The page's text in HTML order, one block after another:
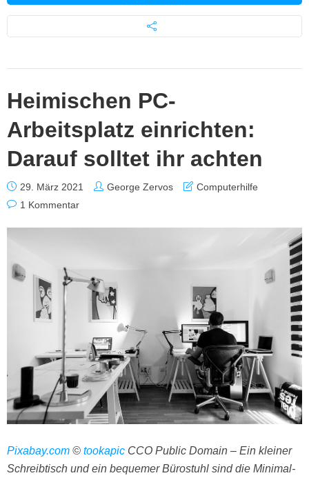
Heimischen PC-
Arbeitsplatz einrichten:
Darauf solltet ihr achten
29. März 2021 George Zervos
Computerhilfe
1 Kommentar
Pixabay.com © tookapic CCO Public Domain – Ein kleiner
Schreibtisch und ein bequemer Bürostuhl sind die Minimal-